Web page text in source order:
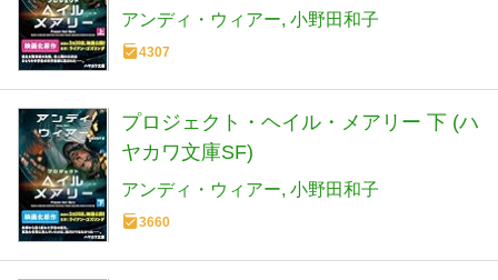
アンディ・ウィアー 小野田和子
4307
プロジェクト・ヘイル・メアリー 下 (ハ
ヤカワ文庫SF)
アンディ・ウィアー 小野田和子
3660